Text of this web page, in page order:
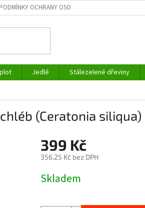
PODMÍNKY OCHRANY OSOBNÍCH ÚDAJŮ
Jedlé Stálezelené dřeviny
(Ceratonia
399 Kč
356,25 Kč bez DPH
cena:
Skladem